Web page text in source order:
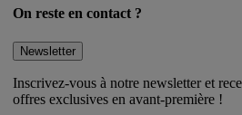
On reste en contact ?
Newsletter
Inscrivez-vous à notre newsletter et
offres exclusives en avant-première !